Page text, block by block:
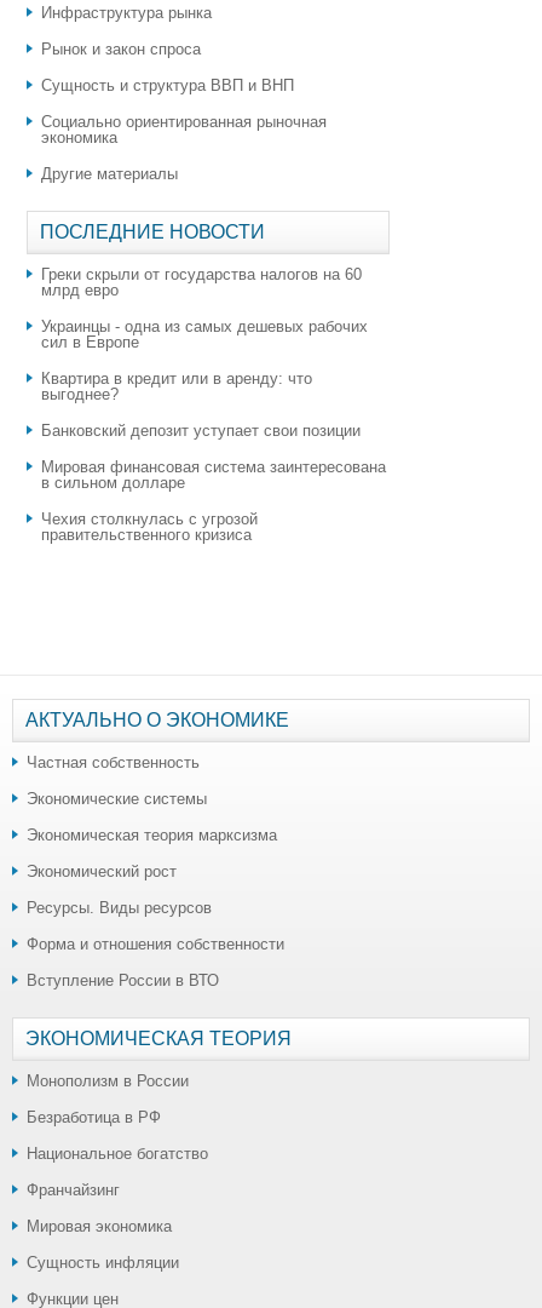
Инфраструктура рынка
Рынок и закон спроса
Сущность и структура ВВП и ВНП
Социально ориентированная рыночная
экономика
Другие материалы
ПОСЛЕДНИЕ НОВОСТИ
Греки скрыли от государства налогов на 60
млрд евро
Украинцы - одна из самых дешевых рабочих
сил в Европе
Квартира в кредит или в аренду: что
выгоднее?
​Банковский депозит уступает свои позиции
Мировая финансовая система заинтересована
в сильном долларе
Чехия столкнулась с угрозой
правительственного кризиса
АКТУАЛЬНО О ЭКОНОМИКЕ
Частная собственность
Экономические системы
Экономическая теория марксизма
Экономический рост
Ресурсы. Виды ресурсов
Форма и отношения собственности
Вступление России в ВТО
ЭКОНОМИЧЕСКАЯ ТЕОРИЯ
Монополизм в России
Безработица в РФ
Национальное богатство
Франчайзинг
Мировая экономика
Сущность инфляции
Функции цен